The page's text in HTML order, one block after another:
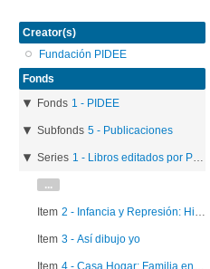
Creator(s)
Fundación PIDEE
Fonds
Fonds 1 - PIDEE
Subfonds 5 - Publicaciones
Series 1 - Libros editados por PIDEE
...
Item 2 - Infancia y Represión: Historias para no olvidar
Item 3 - Así dibujo yo
Item 4 - Casa Hogar: Familia en emergencia